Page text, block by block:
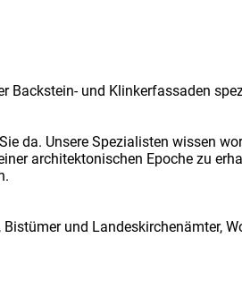
Backstein- und Klinkerfassaden
da. Unsere Spezialisten wissen
architektonischen Epoche zu
und Landeskirchenämter,